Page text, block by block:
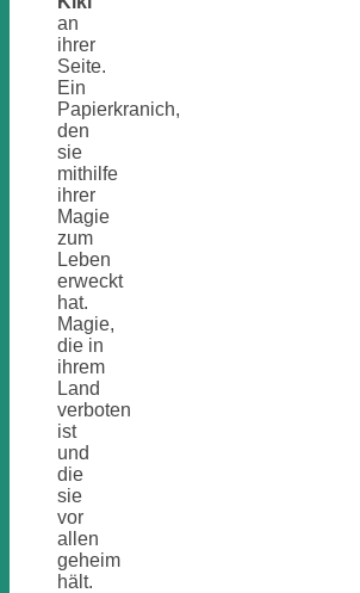
an
ihrer
Seite.
Ein
Papierkranich,
den
sie
mithilfe
ihrer
Magie
zum
Leben
erweckt
hat.
Magie,
die in
ihrem
Land
verboten
ist
und
die
sie
vor
allen
geheim
hält.